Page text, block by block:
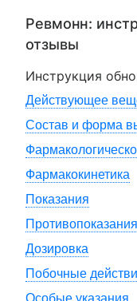
Ревмонн:
отзывы
Инструкция
Действующее
Состав и форма
Фармакокинетика
Показания
Противопоказания
Дозировка
Побочные
Особые указания